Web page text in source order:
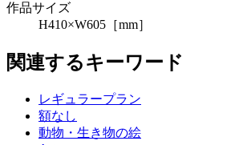
作品サイズ
H410×W605［mm］
関連するキーワード
レギュラープラン
額なし
動物・生き物の絵